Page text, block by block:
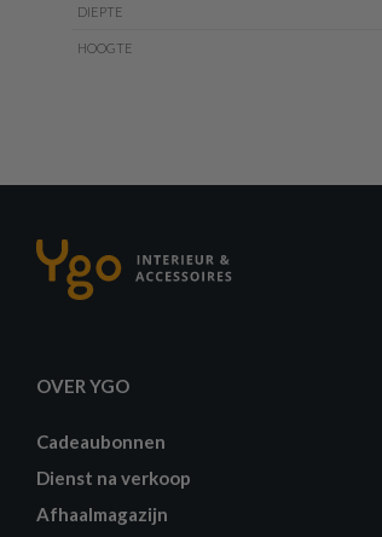
DIEPTE
HOOGTE
OVER YGO
Cadeaubonnen
Dienst na verkoop
Afhaalmagazijn